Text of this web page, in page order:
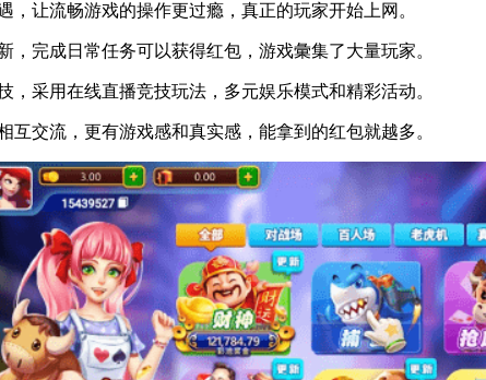
让流畅游戏的操作更过瘾，真正的玩家开始上网。
完成日常任务可以获得红包，游戏彙集了大量玩家。
采用在线直播竞技玩法，多元娱乐模式和精彩活动。
交流，更有游戏感和真实感，能拿到的红包就越多。